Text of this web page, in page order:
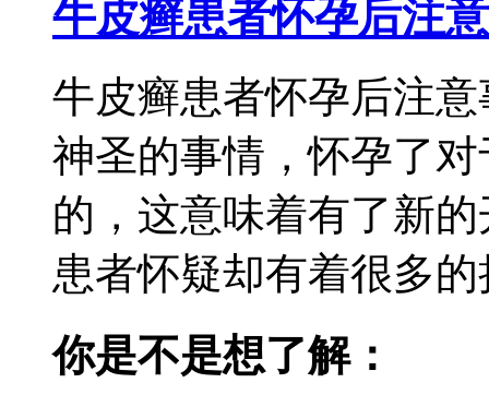
牛皮癣患者怀孕后注意
牛皮癣患者怀孕后注
神圣的事情，怀孕了
的，这意味着有了新
患者怀疑却有着很多
你是不是想了解：